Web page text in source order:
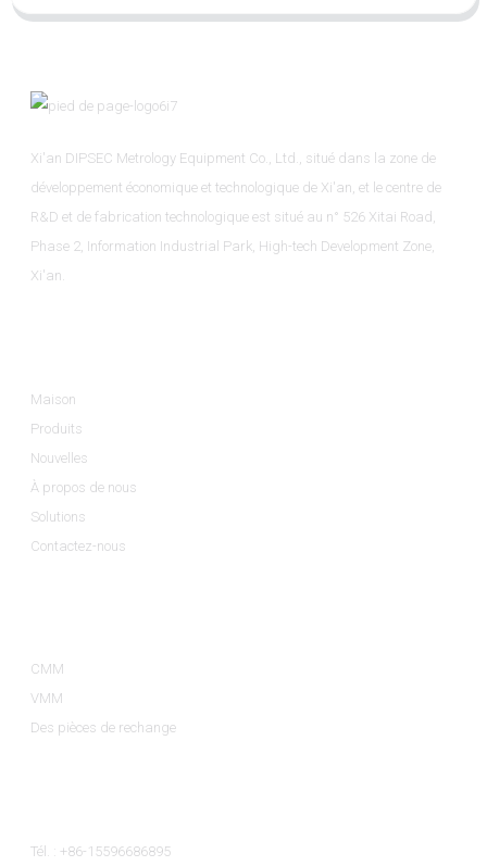
Xi'an DIPSEC Metrology Equipment Co., Ltd., situé dans la zone de
développement économique et technologique de Xi'an, et le centre de
R&D et de fabrication technologique est situé au n° 526 Xitai Road,
Phase 2, Information Industrial Park, High-tech Development Zone,
Xi'an.
Maison
Produits
Nouvelles
À propos de nous
Solutions
Contactez-nous
CMM
VMM
Des pièces de rechange
Tél. : +86-15596686895